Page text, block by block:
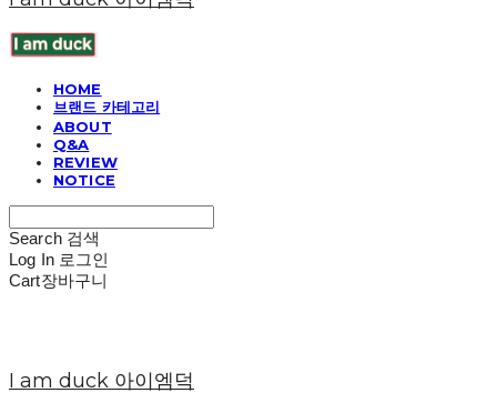
HOME
브랜드 카테고리
ABOUT
Q&A
REVIEW
NOTICE
Search 검색
Log In 로그인
Cart장바구니
I am duck 아이엠덕